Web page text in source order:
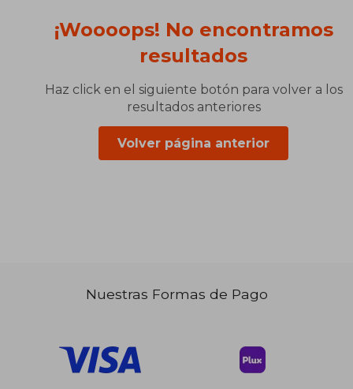
¡Woooops! No encontramos
resultados
Haz click en el siguiente botón para volver a los
resultados anteriores
Volver página anterior
Nuestras Formas de Pago